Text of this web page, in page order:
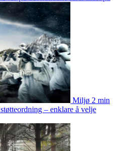
Miljø 2 min
– enklare å velje